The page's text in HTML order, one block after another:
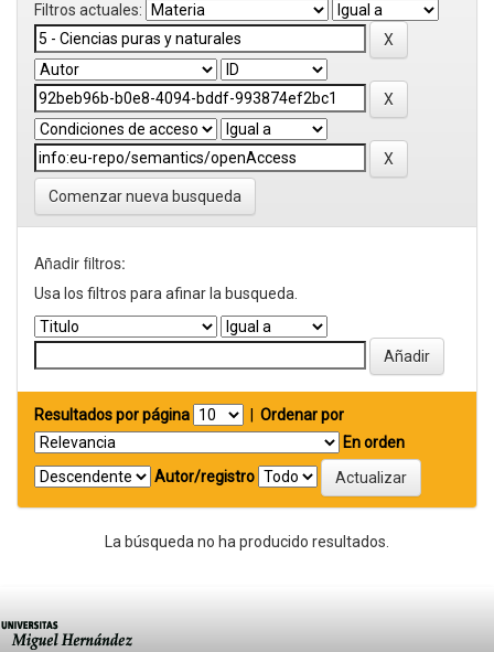
Filtros actuales:
Comenzar nueva busqueda
Añadir filtros:
Usa los filtros para afinar la busqueda.
Resultados por página
Ordenar por
En orden
Autor/registro
La búsqueda no ha producido resultados.